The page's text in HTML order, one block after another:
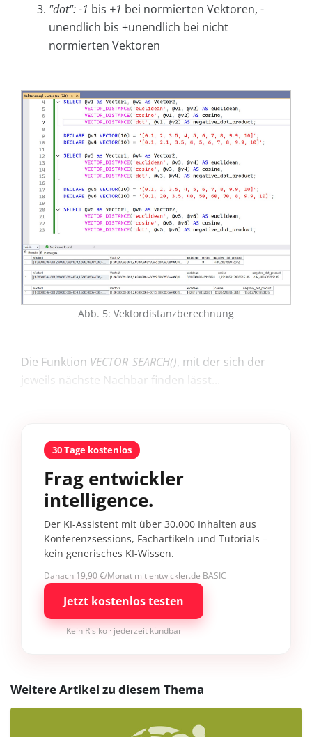
"dot": -1 bis +1 bei normierten Vektoren, -
unendlich bis +unendlich bei nicht
normierten Vektoren
Abb. 5: Vektordistanzberechnung
Die Funktion VECTOR_SEARCH(), mit der sich der
jeweils nächste Nachbar finden lässt...
30 Tage kostenlos
Frag entwickler
intelligence.
Der KI-Assistent mit über 30.000 Inhalten aus
Konferenzsessions, Fachartikeln und Tutorials –
kein generisches KI-Wissen.
Danach 19,90 €/Monat mit entwickler.de BASIC
Jetzt kostenlos testen
Kein Risiko · jederzeit kündbar
Weitere Artikel zu diesem Thema